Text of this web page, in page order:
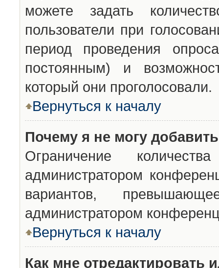
можете задать
пользователи при
период проведения
постоянным) и
который они проголосовали.
Вернуться к началу
Почему я не могу
Ограничение
администратором
вариантов,
администратором
Вернуться к началу
Как мне отредактировать